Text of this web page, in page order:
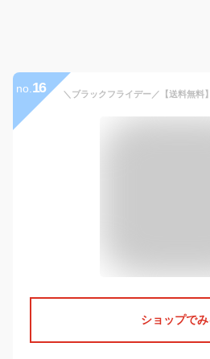
no. 16
ショップでみ